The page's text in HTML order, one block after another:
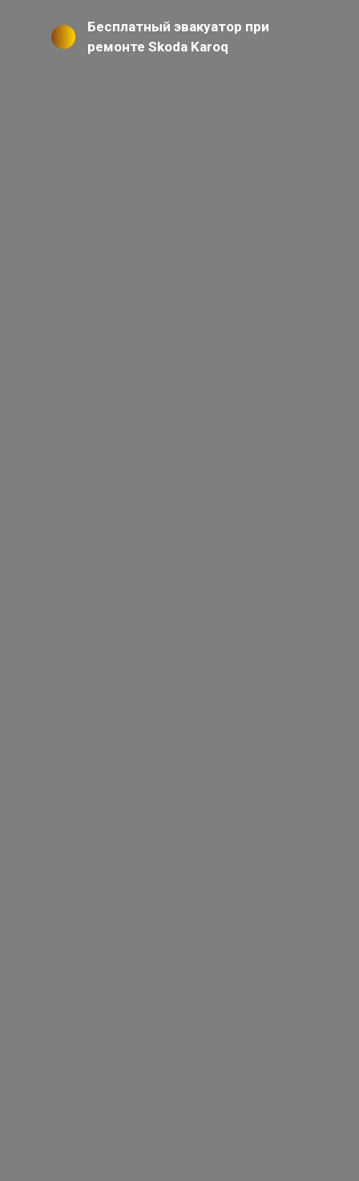
Бесплатный эвакуатор при
ремонте Skoda Karoq